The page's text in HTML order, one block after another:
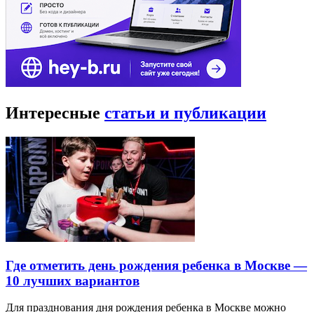
Интересные статьи и публикации
Где отметить день рождения ребенка в Москве —
10 лучших вариантов
Для празднования дня рождения ребенка в Москве можно